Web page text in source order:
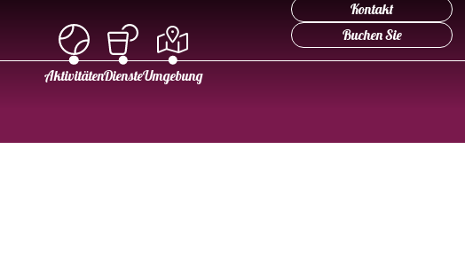
AktivitätenDiensteUmgebung
Kontakt
Buchen Sie